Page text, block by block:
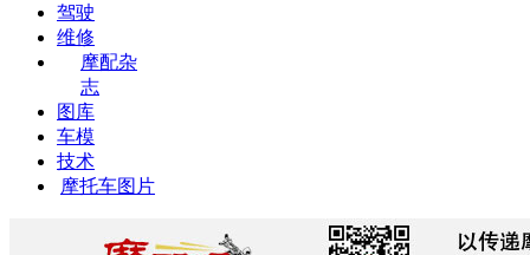
驾驶
维修
摩配杂
志
图库
车模
技术
摩托车图片